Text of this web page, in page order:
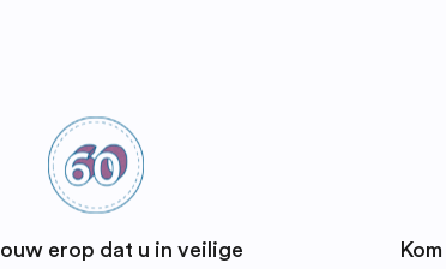
erop dat u in veilige